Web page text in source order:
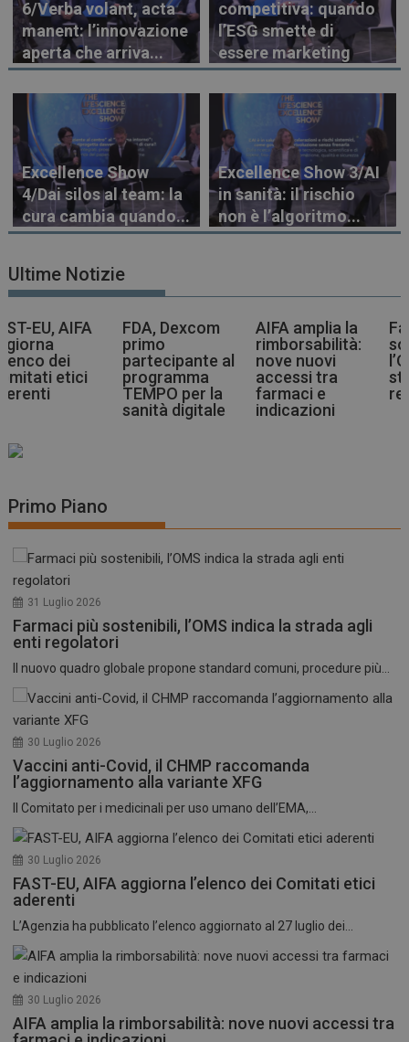
6/Verba volant, acta
manent: l’innovazione
aperta che arriva...
competitiva: quando
l’ESG smette di
essere marketing
Excellence Show
4/Dai silos al team: la
cura cambia quando...
Excellence Show 3/AI
in sanità: il rischio
non è l’algoritmo...
Ultime Notizie
FDA, Dexcom
primo
partecipante al
programma
TEMPO per la
sanità digitale
AIFA amplia la
rimborsabilità:
nove nuovi
accessi tra
farmaci e
indicazioni
Farmaci più
sostenibili,
l’OMS indica la
strada agli
regolatori
Primo Piano
31 Luglio 2026
Farmaci più sostenibili, l’OMS indica la strada agli
enti regolatori
Il nuovo quadro globale propone standard comuni, procedure più...
30 Luglio 2026
Vaccini anti-Covid, il CHMP raccomanda
l’aggiornamento alla variante XFG
Il Comitato per i medicinali per uso umano dell’EMA,...
30 Luglio 2026
FAST-EU, AIFA aggiorna l’elenco dei Comitati etici
aderenti
L’Agenzia ha pubblicato l’elenco aggiornato al 27 luglio dei...
30 Luglio 2026
AIFA amplia la rimborsabilità: nove nuovi accessi tra